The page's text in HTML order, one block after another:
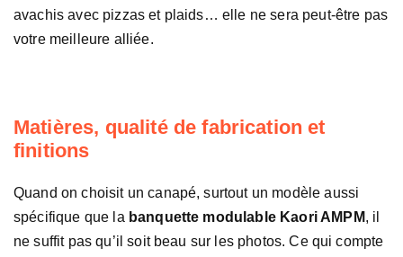
avachis avec pizzas et plaids… elle ne sera peut-être pas
votre meilleure alliée.
Matières, qualité de fabrication et
finitions
Quand on choisit un canapé, surtout un modèle aussi
spécifique que la banquette modulable Kaori AMPM, il
ne suffit pas qu’il soit beau sur les photos. Ce qui compte